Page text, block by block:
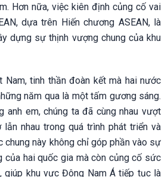
Hơn nữa, việc kiên định củng cố vai
dựa trên Hiến chương ASEAN, là
dựng sự thịnh vượng chung của khu
Nam, tinh thần đoàn kết mà hai nước
năm qua là một tấm gương sáng.
anh em, chúng ta đã cùng nhau vượt
nhau trong quá trình phát triển và
chung này không chỉ góp phần vào sự
của hai quốc gia mà còn củng cố sức
giúp khu vực Đông Nam Á tiếp tục là